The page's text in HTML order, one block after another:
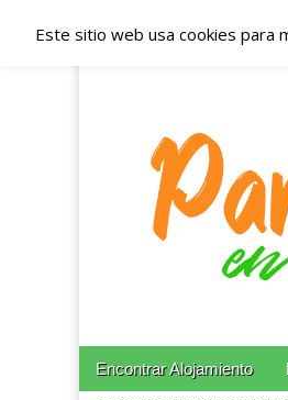
Blog dedicado a los
Main menu
Skip to content
Encontrar Alojamiento
Este sitio web usa cookies para